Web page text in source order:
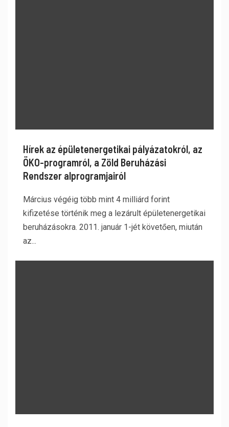
Hírek az épületenergetikai pályázatokról, az
ÖKO-programról, a Zöld Beruházási
Rendszer alprogramjairól
Március végéig több mint 4 milliárd forint
kifizetése történik meg a lezárult épületenergetikai
beruházásokra. 2011. január 1-jét követően, miután
az...